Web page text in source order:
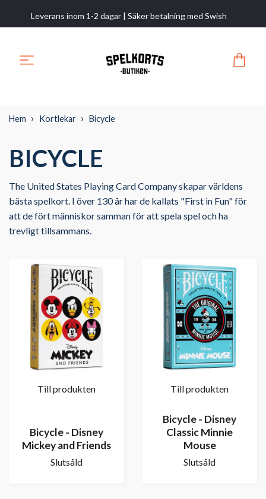
Leverans inom 1-2 dagar | Säker betalning med Swish
Hem Kortlekar Bicycle
BICYCLE
The United States Playing Card Company skapar världens
bästa spelkort. I över 130 år har de kallats "First in Fun" för
att de fört människor samman för att spela spel och ha
trevligt tillsammans.
Till produkten
Bicycle - Disney
Mickey and Friends
Slutsåld
Till produkten
Bicycle - Disney
Classic Minnie
Mouse
Slutsåld